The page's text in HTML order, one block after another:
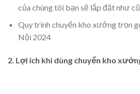
của chúng tôi bạn sẽ lắp đặt như
Quy trình chuyển kho xưởng trọn
Nội 2024
2. Lợi ích khi dùng chuyển kho